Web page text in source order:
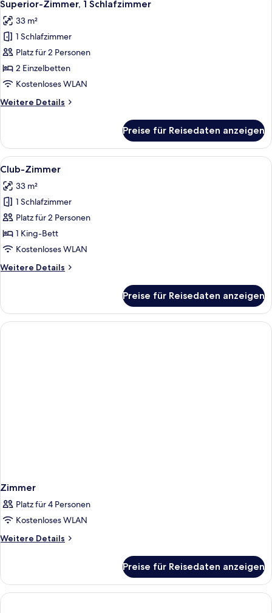
Nichtraucher
Fotos
für
Superior-
Zimmer,
1
Schlafzimmer
Superior-Zimmer, 1 Schlafzimmer
33 m²
1 Schlafzimmer
Platz für 2 Personen
2 Einzelbetten
Kostenloses WLAN
Weitere Details
Weitere
Zimmer,
Schlafzimmer
Preise für Reisedaten anzeigen
Alle
Fotos
für
Club-
Zimmer
anzeigen
Ein Hotelzimmer mit einem großen
4
Club-Zimmer
33 m²
1 Schlafzimmer
Platz für 2 Personen
1 King-Bett
Kostenloses WLAN
Weitere Details
Weitere
Zimmer
Preise für Reisedaten anzeigen
Zimmer
Platz für 4 Personen
Kostenloses WLAN
Weitere Details
Weitere
Preise für Reisedaten anzeigen